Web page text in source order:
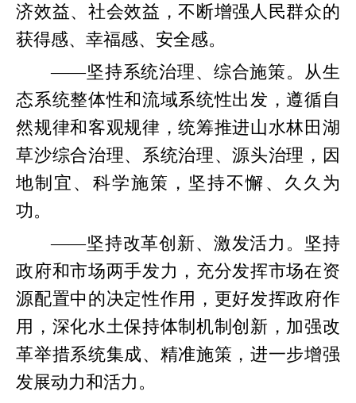
济效益、社会效益，不断增强人民群众的
获得感、幸福感、安全感。
——坚持系统治理、综合施策。从生
态系统整体性和流域系统性出发，遵循自
然规律和客观规律，统筹推进山水林田湖
草沙综合治理、系统治理、源头治理，因
地制宜、科学施策，坚持不懈、久久为
功。
——坚持改革创新、激发活力。坚持
政府和市场两手发力，充分发挥市场在资
源配置中的决定性作用，更好发挥政府作
用，深化水土保持体制机制创新，加强改
革举措系统集成、精准施策，进一步增强
发展动力和活力。